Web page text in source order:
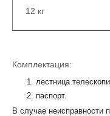
12 кг
Комплектация:
лестница
паспорт.
В случае неисправности